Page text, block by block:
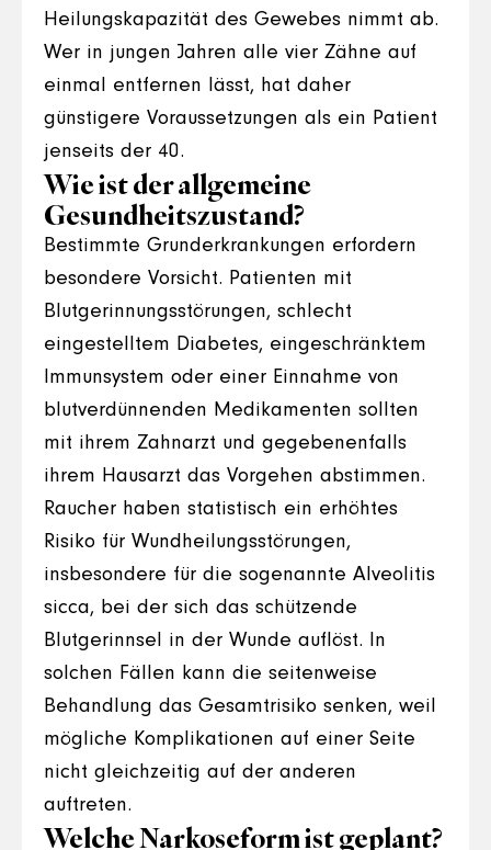
Heilungskapazität des Gewebes nimmt ab.
Wer in jungen Jahren alle vier Zähne auf
einmal entfernen lässt, hat daher
günstigere Voraussetzungen als ein Patient
jenseits der 40.
Wie ist der allgemeine
Gesundheitszustand?
Bestimmte Grunderkrankungen erfordern
besondere Vorsicht. Patienten mit
Blutgerinnungsstörungen, schlecht
eingestelltem Diabetes, eingeschränktem
Immunsystem oder einer Einnahme von
blutverdünnenden Medikamenten sollten
mit ihrem Zahnarzt und gegebenenfalls
ihrem Hausarzt das Vorgehen abstimmen.
Raucher haben statistisch ein erhöhtes
Risiko für Wundheilungsstörungen,
insbesondere für die sogenannte Alveolitis
sicca, bei der sich das schützende
Blutgerinnsel in der Wunde auflöst. In
solchen Fällen kann die seitenweise
Behandlung das Gesamtrisiko senken, weil
mögliche Komplikationen auf einer Seite
nicht gleichzeitig auf der anderen
auftreten.
Welche Narkoseform ist geplant?